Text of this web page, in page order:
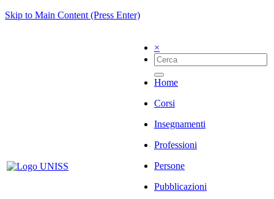
Skip to Main Content (Press Enter)
×
Home
Corsi
Insegnamenti
Professioni
Persone
Pubblicazioni